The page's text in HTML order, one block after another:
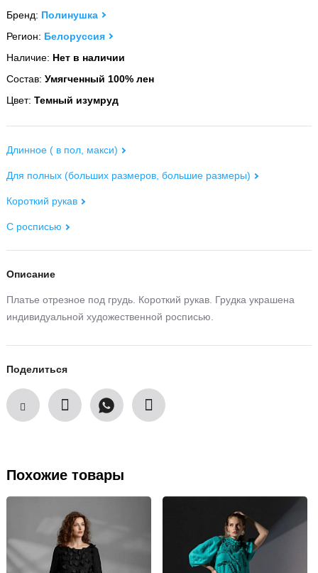
Бренд: Полинушка
Регион: Белоруссия
Наличие: Нет в наличии
Состав: Умягченный 100% лен
Цвет: Темный изумруд
Длинное ( в пол, макси)
Для полных (больших размеров, большие размеры)
Короткий рукав
С росписью
Описание
Платье отрезное под грудь. Короткий рукав. Грудка украшена
индивидуальной художественной росписью.
Поделиться
Похожие товары